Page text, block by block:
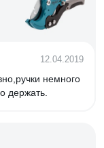
12.04.2019
немного
держать.